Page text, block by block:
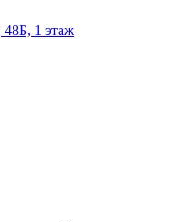
48Б, 1 этаж